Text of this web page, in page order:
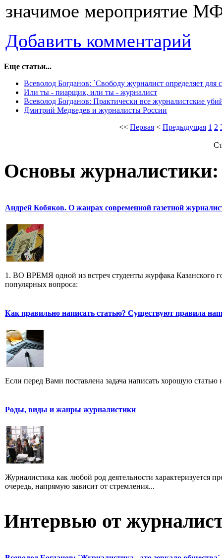
значимое мероприятие
Добавить комментарий
Еще статьи...
Всеволод Богданов: `Свободу журналист определяет для
Или ты - пиарщик, или ты - журналист
Всеволод Богданов: Практически все журналистские
Дмитрий Медведев и журналисты России
<< Первая < Предыдущая 1 2
Основы журналистики:
Андрей Кобяков. О жанрах современной газетной
1. ВО ВРЕМЯ одной из встреч студенты журфака Казанского
популярных вопроса:
Как правильно написать статью? Существуют правила
Если перед Вами поставлена задача написать хорошую
Роды, виды и жанры журналистики
Журналистика как любой род деятельности характеризуется
очередь, напрямую зависит от стремления...
Интервью от